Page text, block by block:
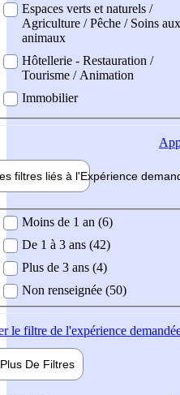
Espaces verts et naturels /
Agriculture / Pêche / Soins aux
animaux
Hôtellerie - Restauration /
Tourisme / Animation
Immobilier
filtres liés à l'Expérience
demandée
Moins de 1 an (6)
De 1 à 3 ans (42)
Plus de 3 ans (4)
Non renseignée (50)
le filtre de l'expérience
Plus De Filtres